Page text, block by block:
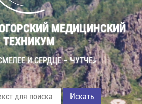
МЕДИЦИНСКИЙ
ТЕХНИКУМ
И СЕРДЦЕ – ЧУТЧЕ»
Искать